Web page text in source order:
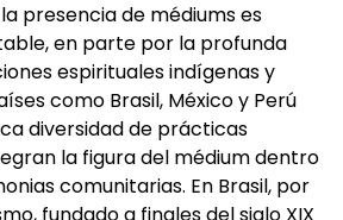
presencia de médiums es
en parte por la profunda
espirituales indígenas y
como Brasil, México y Perú
diversidad de prácticas
la figura del médium dentro
comunitarias. En Brasil, por